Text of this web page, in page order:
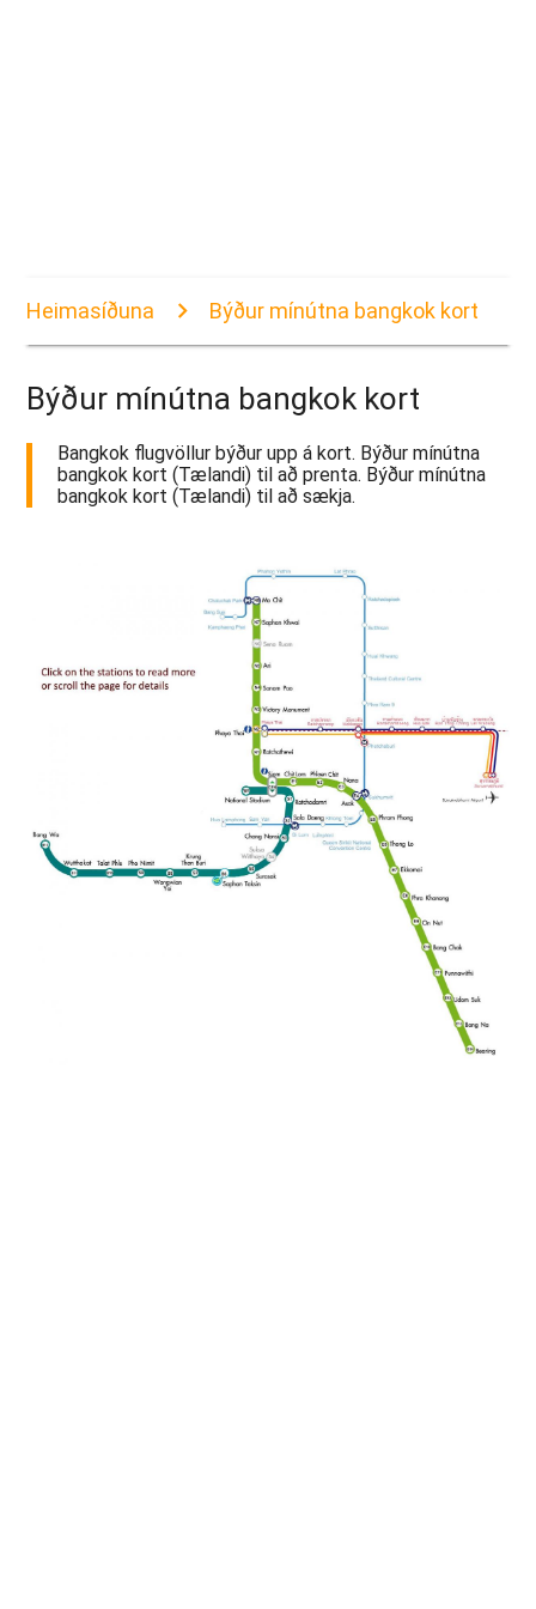
Heimasíðuna Býður mínútna bangkok kort
Býður mínútna bangkok kort
Bangkok flugvöllur býður upp á kort. Býður mínútna
bangkok kort (Tælandi) til að prenta. Býður mínútna
bangkok kort (Tælandi) til að sækja.